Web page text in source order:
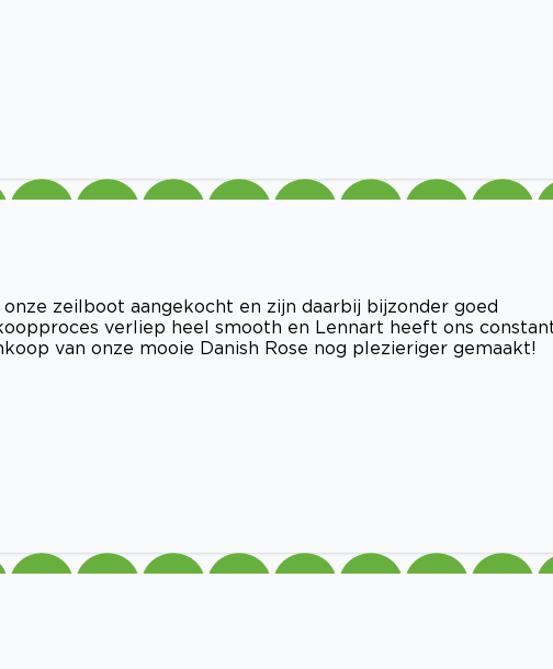
zeilboot aangekocht en zijn daarbij bijzonder goed
verliep heel smooth en Lennart heeft ons
van onze mooie Danish Rose nog plezieriger gemaakt!